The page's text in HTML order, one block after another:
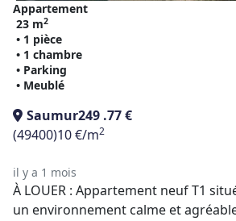
Appartement
23 m2
• 1 pièce
• 1 chambre
• Parking
• Meublé
Saumur249 .77 €
(49400)10 €/m2
il y a 1 mois
À LOUER : Appartement neuf T1
un environnement calme et